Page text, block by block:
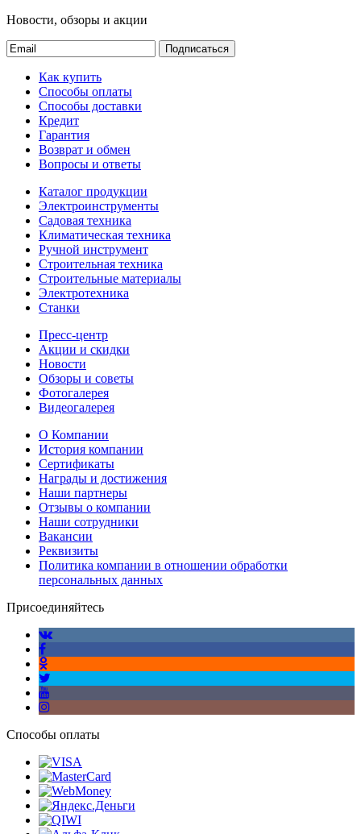
Новости, обзоры и акции
Подписаться
Как купить
Способы оплаты
Способы доставки
Кредит
Гарантия
Возврат и обмен
Вопросы и ответы
Каталог продукции
Электроинструменты
Садовая техника
Климатическая техника
Ручной инструмент
Строительная техника
Строительные материалы
Электротехника
Станки
Пресс-центр
Акции и скидки
Новости
Обзоры и советы
Фотогалерея
Видеогалерея
О Компании
История компании
Сертификаты
Награды и достижения
Наши партнеры
Отзывы о компании
Наши сотрудники
Вакансии
Реквизиты
Политика компании в отношении обработки
персональных данных
Присоединяйтесь
Способы оплаты